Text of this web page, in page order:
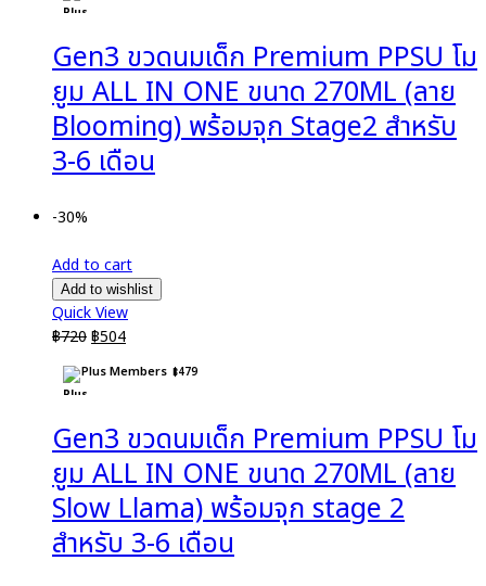
Gen3 ขวดนมเด็ก Premium PPSU โม
ยูม ALL IN ONE ขนาด 270ML (ลาย
Blooming) พร้อมจุก Stage2 สำหรับ
3-6 เดือน
-30%
Add to cart
Add to wishlist
Quick View
฿720Original
฿504Current
Plus Members ฿479
Gen3 ขวดนมเด็ก Premium PPSU โม
ยูม ALL IN ONE ขนาด 270ML (ลาย
Slow Llama) พร้อมจุก stage 2
สำหรับ 3-6 เดือน